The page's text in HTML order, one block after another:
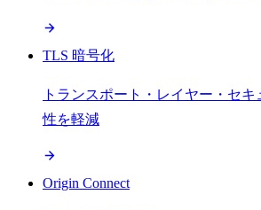
TLS 暗号化
トランスポート・レイヤー・セ
性を軽減
Origin Connect